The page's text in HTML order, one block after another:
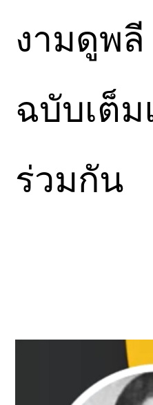
งามดูพลี
ฉบับเต็
ร่วมกัน